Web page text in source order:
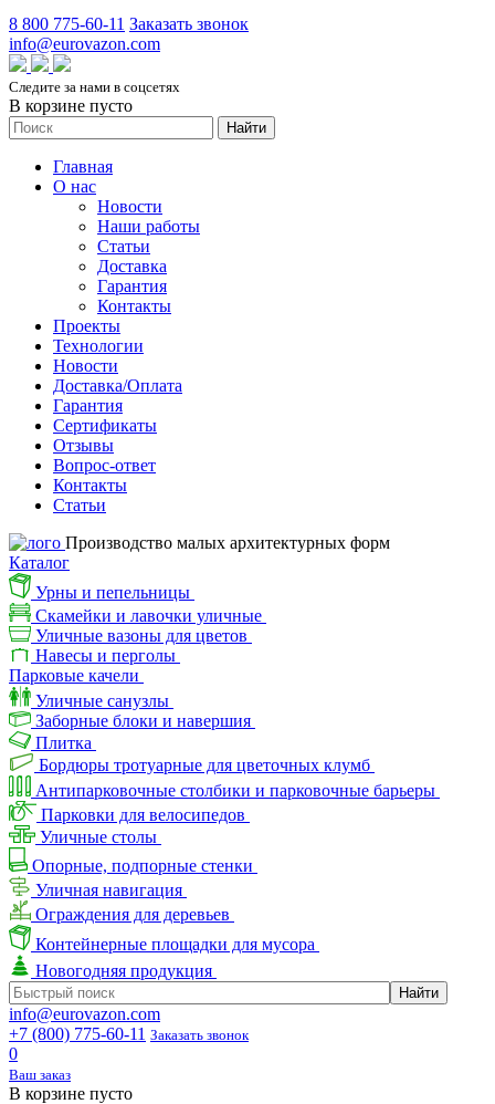
8 800 775-60-11 Заказать звонок
info@eurovazon.com
Следите за нами в соцсетях
В корзине пусто
Найти
Главная
О нас
Новости
Наши работы
Статьи
Доставка
Гарантия
Контакты
Проекты
Технологии
Новости
Доставка/Оплата
Гарантия
Сертификаты
Отзывы
Вопрос-ответ
Контакты
Статьи
Производство малых архитектурных форм
Каталог
Урны и пепельницы
Скамейки и лавочки уличные
Уличные вазоны для цветов
Навесы и перголы
Парковые качели
Уличные санузлы
Заборные блоки и навершия
Плитка
Бордюры тротуарные для цветочных клумб
Антипарковочные столбики и парковочные барьеры
Парковки для велосипедов
Уличные столы
Опорные, подпорные стенки
Уличная навигация
Ограждения для деревьев
Контейнерные площадки для мусора
Новогодняя продукция
info@eurovazon.com
+7 (800) 775-60-11 Заказать звонок
0
Ваш заказ
В корзине пусто